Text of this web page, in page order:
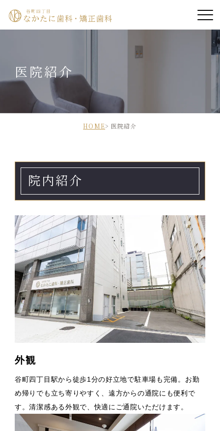
医院紹介
診療案内
症例
料金表
求人情報
医院紹介
HOME 医院紹介
院内紹介
外観
谷町四丁目駅から徒歩1分の好立地で駐車場も完備。お勤
め帰りでも立ち寄りやすく、遠方からの通院にも便利で
す。清潔感ある外観で、快適にご通院いただけます。